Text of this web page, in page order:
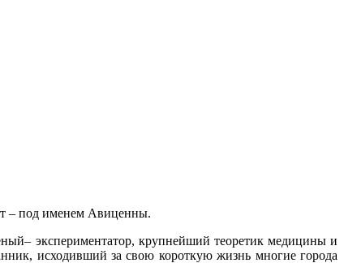
– под именем Авиценны.
экспериментатор, крупнейший теоретик медицины и
исходивший за свою короткую жизнь многие города